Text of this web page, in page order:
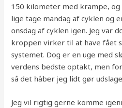
150 kilometer med krampe,
lige tage mandag af cyklen og
onsdag af cyklen igen. Jeg var
kroppen virker til at have fået
systemet. Dog er en uge med
verdens bedste optakt, men
så det håber jeg lidt gør
Jeg vil rigtig gerne komme